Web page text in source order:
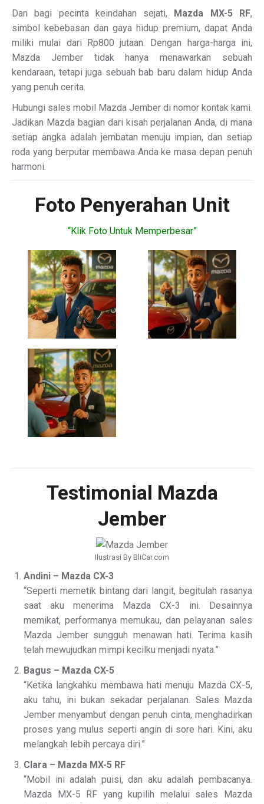
Dan bagi pecinta keindahan sejati, Mazda MX-5 RF,
simbol kebebasan dan gaya hidup premium, dapat Anda
miliki mulai dari Rp800 jutaan. Dengan harga-harga ini,
Mazda Jember tidak hanya menawarkan sebuah
kendaraan, tetapi juga sebuah bab baru dalam hidup Anda
yang penuh cerita.
Hubungi sales mobil Mazda Jember di nomor kontak kami.
Jadikan Mazda bagian dari kisah perjalanan Anda, di mana
setiap angka adalah jembatan menuju impian, dan setiap
roda yang berputar membawa Anda ke masa depan penuh
harmoni.
Foto Penyerahan Unit
“Klik Foto Untuk Memperbesar”
Testimonial Mazda
Jember
Ilustrasi By BliCar.com
Andini – Mazda CX-3
“Seperti memetik bintang dari langit, begitulah rasanya
saat aku menerima Mazda CX-3 ini. Desainnya
memikat, performanya memukau, dan pelayanan sales
Mazda Jember sungguh menawan hati. Terima kasih
telah mewujudkan mimpi kecilku menjadi nyata.”
Bagus – Mazda CX-5
“Ketika langkahku membawa hati menuju Mazda CX-5,
aku tahu, ini bukan sekadar perjalanan. Sales Mazda
Jember menyambut dengan penuh cinta, menghadirkan
proses yang mulus seperti angin di sore hari. Kini, aku
melangkah lebih percaya diri.”
Clara – Mazda MX-5 RF
“Mobil ini adalah puisi, dan aku adalah pembacanya.
Mazda MX-5 RF yang kupilih melalui sales Mazda